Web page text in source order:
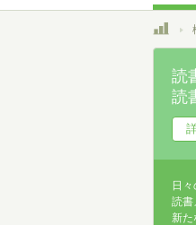
トッ
読
読
日
読書
新た